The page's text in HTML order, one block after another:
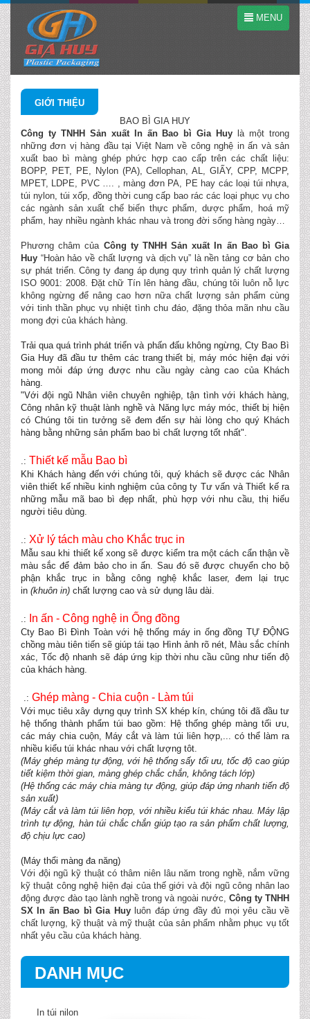
MENU
DANH MỤC
In túi nilon
GIỚI THIỆU
BAO BÌ GIA HUY
Công ty TNHH Sản xuất In ấn Bao bì Gia Huy là một trong
những đơn vị hàng đầu tại Việt Nam về công nghệ in ấn và sản
xuất bao bì màng ghép phức hợp cao cấp trên các chất liệu:
BOPP, PET, PE, Nylon (PA), Cellophan, AL, GIẤY, CPP, MCPP,
MPET, LDPE, PVC …. , màng đơn PA, PE hay các loại túi nhựa,
túi nylon, túi xốp, đồng thời cung cấp bao rác các loại phục vụ cho
các ngành sản xuất chế biến thực phẩm, dược phẩm, hoá mỹ
phẩm, hay nhiều ngành khác nhau và trong đời sống hàng ngày…
Phương châm của Công ty TNHH Sản xuất In ấn Bao bì Gia
Huy “Hoàn hảo về chất lượng và dịch vụ” là nền tảng cơ bản cho
sự phát triển. Công ty đang áp dụng quy trình quản lý chất lượng
ISO 9001: 2008. Đặt chữ Tín lên hàng đầu, chúng tôi luôn nỗ lực
không ngừng để nâng cao hơn nữa chất lượng sản phẩm cùng
với tinh thần phục vụ nhiệt tình chu đáo, đặng thỏa mãn nhu cầu
mong đợi của khách hàng.
Trải qua quá trình phát triển và phấn đấu không ngừng, Cty Bao Bì
Gia Huy đã đầu tư thêm các trang thiết bị, máy móc hiện đại với
mong mỏi đáp ứng được nhu cầu ngày càng cao của Khách
hàng.
"Với đội ngũ Nhân viên chuyên nghiệp, tận tình với khách hàng,
Công nhân kỹ thuật lành nghề và Năng lực máy móc, thiết bị hiện
có Chúng tôi tin tưởng sẽ đem đến sự hài lòng cho quý Khách
hàng bằng những sản phẩm bao bì chất lượng tốt nhất".
.: Thiết kế mẫu Bao bì
Khi Khách hàng đến với chúng tôi, quý khách sẽ được các Nhân
viên thiết kế nhiều kinh nghiệm của công ty Tư vấn và Thiết kế ra
những mẫu mã bao bì đẹp nhất, phù hợp với nhu cầu, thị hiếu
người tiêu dùng.
.: Xử lý tách màu cho Khắc trục in
Mẫu sau khi thiết kế xong sẽ được kiểm tra một cách cẩn thận về
màu sắc để đảm bảo cho in ấn. Sau đó sẽ được chuyển cho bộ
phận khắc trục in bằng công nghệ khắc laser, đem lại trục
in (khuôn in) chất lượng cao và sử dụng lâu dài.
.: In ấn - Công nghệ in Ống đồng
Cty Bao Bì Đình Toàn với hệ thống máy in ống đồng TỰ ĐỘNG
chồng màu tiên tiến sẽ giúp tái tạo Hình ảnh rõ nét, Màu sắc chính
xác, Tốc độ nhanh sẽ đáp ứng kịp thời nhu cầu cũng như tiến độ
của khách hàng.
.: Ghép màng - Chia cuộn - Làm túi
Với mục tiêu xây dựng quy trình SX khép kín, chúng tôi đã đầu tư
hệ thống thành phẩm túi bao gồm: Hệ thống ghép màng tối ưu,
các máy chia cuộn, Máy cắt và làm túi liên hợp,... có thể làm ra
nhiều kiểu túi khác nhau với chất lượng tôt.
(Máy ghép màng tự động, với hệ thống sấy tối ưu, tốc độ cao giúp
tiết kiệm thời gian, màng ghép chắc chắn, không tách lớp)
(Hệ thống các máy chia màng tự động, giúp đáp ứng nhanh tiến độ
sản xuất)
(Máy cắt và làm túi liên hợp, với nhiều kiểu túi khác nhau. Máy lập
trình tự động, hàn túi chắc chắn giúp tạo ra sản phẩm chất lượng,
độ chịu lực cao)
(Máy thổi màng đa năng)
Với đội ngũ kỹ thuật có thâm niên lâu năm trong nghề, nắm vững
kỹ thuật công nghệ hiện đại của thế giới và đội ngũ công nhân lao
động được đào tạo lành nghề trong và ngoài nước, Công ty TNHH
SX In ấn Bao bì Gia Huyluôn đáp ứng đầy đủ mọi yêu cầu về
chất lượng, kỹ thuật và mỹ thuật của sản phẩm nhằm phục vụ tốt
nhất yêu cầu của khách hàng.